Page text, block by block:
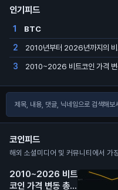
인기피드
1 BTC
2 2010년부터 2026년까지의 비
3 2010~2026 비트코인 가격 변
코인피드
해외 소셜미디어 및 커뮤니티에서 가
2010~2026 비트
코인 가격 변동 총정